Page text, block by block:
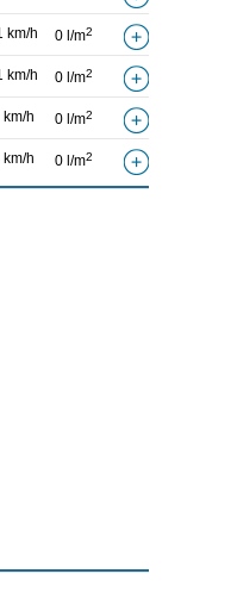
km/h 0 l/m2
km/h 0 l/m2
km/h 0 l/m2
km/h 0 l/m2